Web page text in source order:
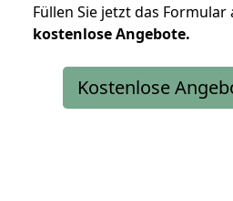
Füllen Sie jetzt das
kostenloseAngebote.
Kostenlose